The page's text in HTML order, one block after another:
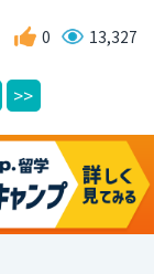
0 13,327
>>